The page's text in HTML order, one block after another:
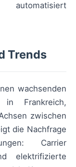
Trends
wachsenden
in Frankreich,
zwischen
die Nachfrage
Carrier
elektrifizierte